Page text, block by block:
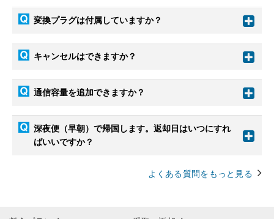
変換プラグは付属していますか？
キャンセルはできますか？
通信容量を追加できますか？
深夜便（早朝）で帰国します。返却日はいつにすれ
ばいいですか？
よくある質問をもっと見る